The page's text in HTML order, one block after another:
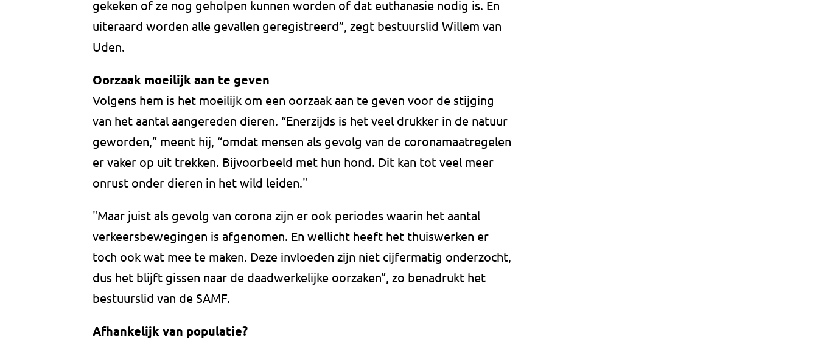
gekeken of ze nog geholpen kunnen worden of dat euthanasie nodig is. En
uiteraard worden alle gevallen geregistreerd”, zegt bestuurslid Willem van
Uden.
Oorzaak moeilijk aan te geven
Volgens hem is het moeilijk om een oorzaak aan te geven voor de stijging
van het aantal aangereden dieren. “Enerzijds is het veel drukker in de natuur
geworden,” meent hij, “omdat mensen als gevolg van de coronamaatregelen
er vaker op uit trekken. Bijvoorbeeld met hun hond. Dit kan tot veel meer
onrust onder dieren in het wild leiden."
"Maar juist als gevolg van corona zijn er ook periodes waarin het aantal
verkeersbewegingen is afgenomen. En wellicht heeft het thuiswerken er
toch ook wat mee te maken. Deze invloeden zijn niet cijfermatig onderzocht,
dus het blijft gissen naar de daadwerkelijke oorzaken”, zo benadrukt het
bestuurslid van de SAMF.
Afhankelijk van populatie?